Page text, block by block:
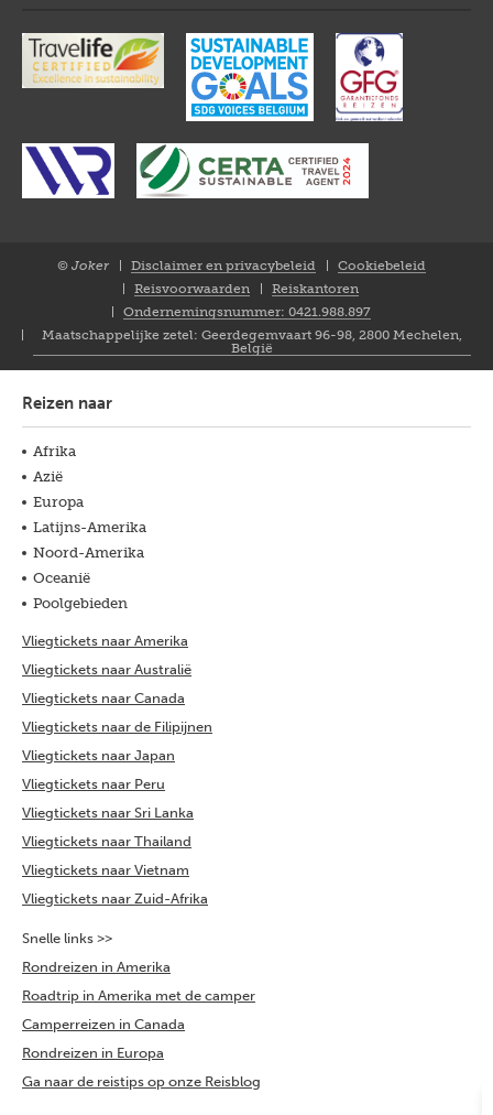
© Joker
Disclaimer en privacybeleid
Cookiebeleid
Reisvoorwaarden
Reiskantoren
Ondernemingsnummer: 0421.988.897
Maatschappelijke zetel: Geerdegemvaart 96-98, 2800 Mechelen,
België
Reizen naar
Afrika
Azië
Europa
Latijns-Amerika
Noord-Amerika
Oceanië
Poolgebieden
Vliegtickets naar Amerika
Vliegtickets naar Australië
Vliegtickets naar Canada
Vliegtickets naar de Filipijnen
Vliegtickets naar Japan
Vliegtickets naar Peru
Vliegtickets naar Sri Lanka
Vliegtickets naar Thailand
Vliegtickets naar Vietnam
Vliegtickets naar Zuid-Afrika
Snelle links >>
Rondreizen in Amerika
Roadtrip in Amerika met de camper
Camperreizen in Canada
Rondreizen in Europa
Ga naar de reistips op onze Reisblog